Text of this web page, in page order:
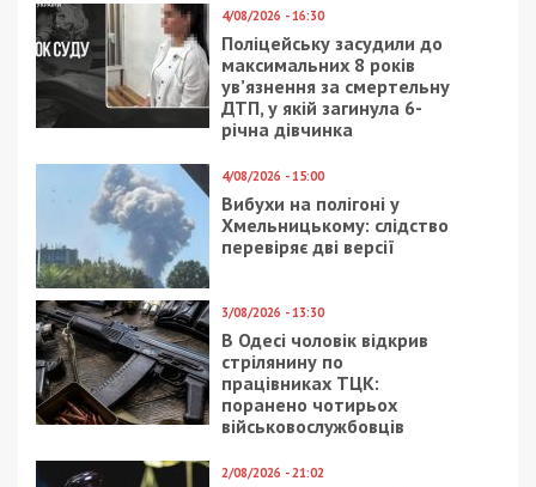
4/08/2026 - 16:30
Поліцейську засудили до
максимальних 8 років
ув’язнення за смертельну
ДТП, у якій загинула 6-
річна дівчинка
4/08/2026 - 15:00
Вибухи на полігоні у
Хмельницькому: слідство
перевіряє дві версії
3/08/2026 - 13:30
В Одесі чоловік відкрив
стрілянину по
працівниках ТЦК:
поранено чотирьох
військовослужбовців
2/08/2026 - 21:02